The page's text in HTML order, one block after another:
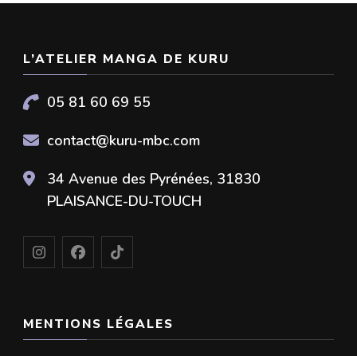
L’ATELIER MANGA DE KURU
05 81 60 69 55
contact@kuru-mbc.com
34 Avenue des Pyrénées, 31830
PLAISANCE-DU-TOUCH
MENTIONS LÉGALES